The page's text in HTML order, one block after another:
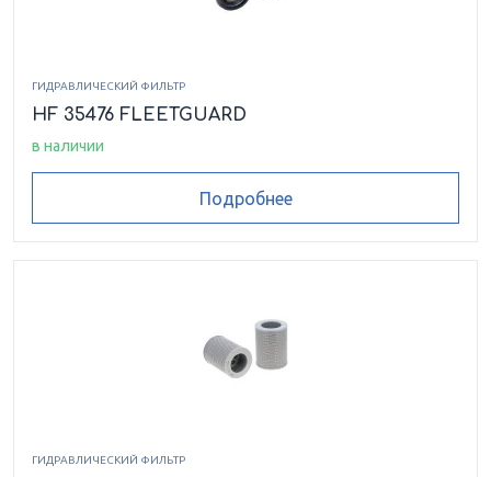
ГИДРАВЛИЧЕСКИЙ ФИЛЬТР
HF 35476 FLEETGUARD
в наличии
Подробнее
ГИДРАВЛИЧЕСКИЙ ФИЛЬТР